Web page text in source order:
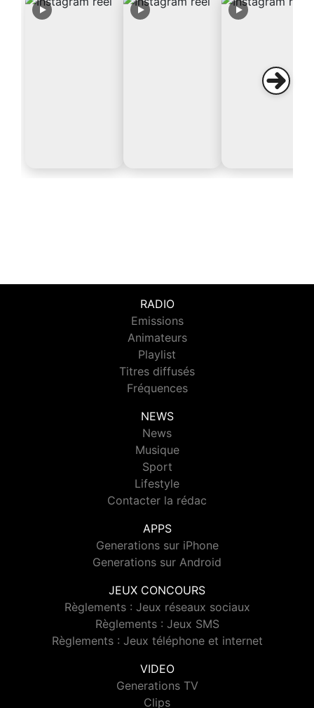
RADIO
Emissions
Animateurs
Playlist
Titres diffusés
Fréquences
NEWS
News
Musique
Sport
Lifestyle
Contacter la rédac
APPS
Generations sur iPhone
Generations sur Android
JEUX CONCOURS
Règlements : Jeux réseaux sociaux
Règlements : Jeux SMS
Règlements : Jeux téléphone et internet
VIDEO
Generations TV
Clips